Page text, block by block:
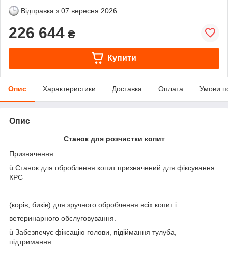
Відправка з 07 вересня 2026
226 644 ₴
Купити
Опис Характеристики Доставка Оплата Умови
Опис
Станок для розчистки копит
Призначення:
ü Станок для оброблення копит призначений для фіксування
КРС
(корів, биків) для зручного оброблення всіх копит і
ветеринарного обслуговування.
ü Забезпечує фіксацію голови, підіймання тулуба,
підтримання